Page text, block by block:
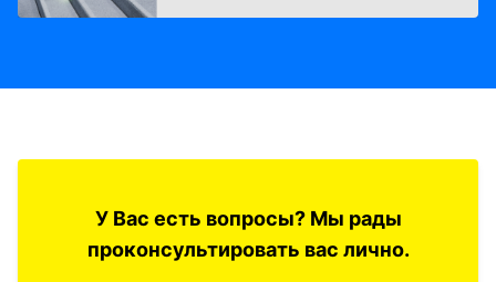
У Вас есть вопросы? Мы рады
проконсультировать вас лично.